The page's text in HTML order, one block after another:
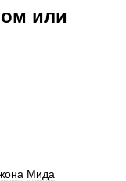
или
Мида